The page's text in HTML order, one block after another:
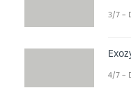
ka
Milch
3/7 –
4/7 –